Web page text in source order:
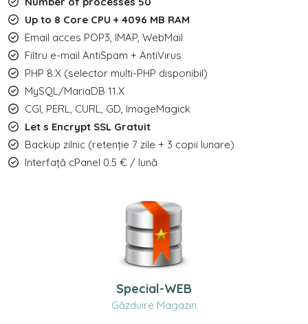
Up to 8 Core CPU + 4096 MB RAM
Email acces POP3, IMAP, WebMail
Filtru e-mail AntiSpam + AntiVirus
PHP 8.X (selector multi-PHP disponibil)
MySQL/MariaDB 11.X
CGI, PERL, CURL, GD, ImageMagick
Let s Encrypt SSL Gratuit
Backup zilnic (retenție 7 zile + 3 copii lunare)
Interfață cPanel 0.5 € / lună
Special-WEB
Găzduire Magazin